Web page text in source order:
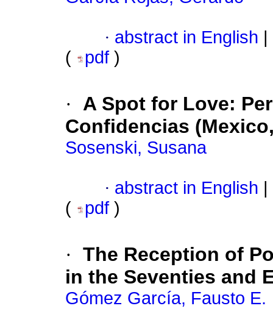
· abstract in English
(
pdf )
·
A Spot for Love:
Confidencias
Sosenski, Susana
· abstract in English
(
pdf )
· The Reception of
in the Seventies and
Gómez García, Fausto E.